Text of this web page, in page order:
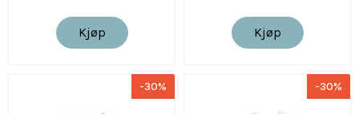
Kjøp Kjøp
-30% -30%